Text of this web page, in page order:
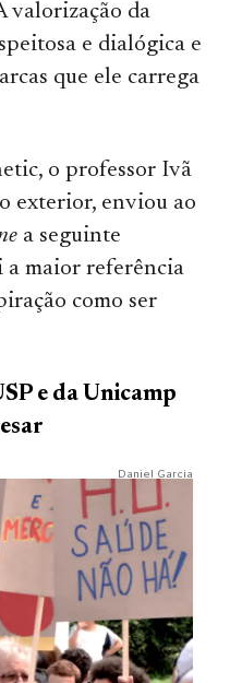
valorização da
e dialógica e
que ele carrega
o professor Ivã
exterior, enviou ao
a seguinte
a maior referência
como ser
e da Unicamp
Daniel Garcia